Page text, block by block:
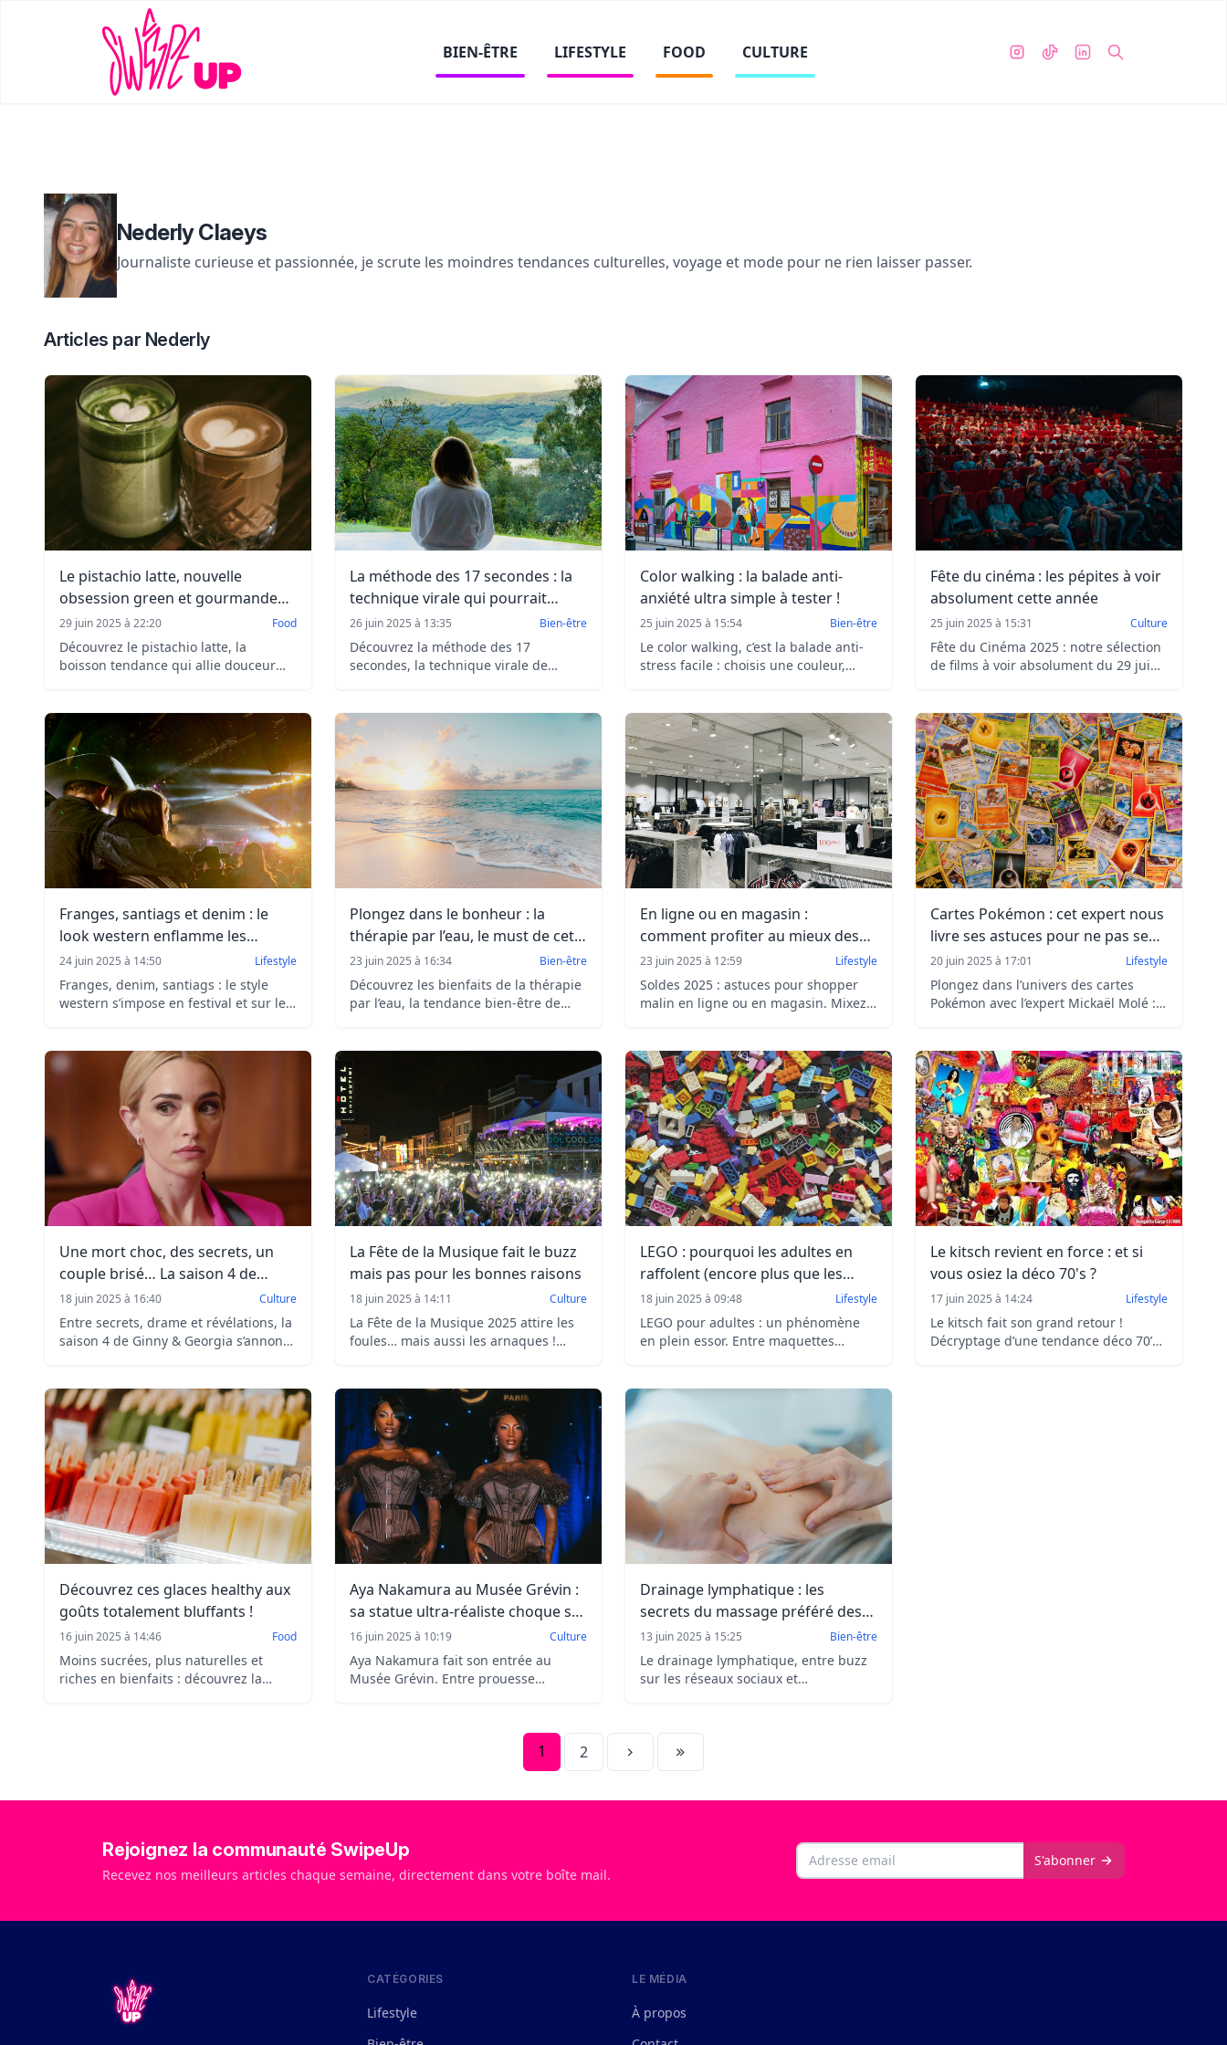
BIEN-ÊTRE LIFESTYLE FOOD CULTURE
Nederly Claeys
Journaliste curieuse et passionnée, je scrute les moindres tendances culturelles, voyage et mode pour ne rien laisser passer.
Articles par Nederly
Le pistachio latte, nouvelle
obsession green et gourmande
de l’été
29 juin 2025 à 22:20 Food
Découvrez le pistachio latte, la
boisson tendance qui allie douceur
gourmande et originale à tout
moment de la journée !
La méthode des 17 secondes : la
technique virale qui pourrait
changer votre vie en un clin d'œil
26 juin 2025 à 13:35 Bien-être
Découvrez la méthode des 17
secondes, la technique virale de
Effet buzz ou vraie clé ?
Color walking : la balade anti-
anxiété ultra simple à tester !
25 juin 2025 à 15:54 Bien-être
Le color walking, c’est la balade anti-
stress facile : choisis une couleur,
Fête du cinéma : les pépites à voir
absolument cette année
25 juin 2025 à 15:31 Culture
Fête du Cinéma 2025 : notre sélection
de films à voir absolument du 29 juin
Franges, santiags et denim : le
look western enflamme les
festivals
24 juin 2025 à 14:50 Lifestyle
Franges, denim, santiags : le style
western s’impose en festival et sur les
Plongez dans le bonheur : la
thérapie par l’eau, le must de cet
été !
23 juin 2025 à 16:34 Bien-être
Découvrez les bienfaits de la thérapie
par l’eau, la tendance bien-être de
En ligne ou en magasin :
comment profiter au mieux des
soldes ?
23 juin 2025 à 12:59 Lifestyle
Soldes 2025 : astuces pour shopper
malin en ligne ou en magasin. Mixez
achats impulsifs.
Cartes Pokémon : cet expert nous
livre ses astuces pour ne pas se
faire arnaquer
20 juin 2025 à 17:01 Lifestyle
Plongez dans l’univers des cartes
Pokémon avec l’expert Mickaël Molé :
rares et perspectives sur l’avenir du
marché.
Une mort choc, des secrets, un
couple brisé… La saison 4 de
Ginny & Georgia s’annonce
explosive
18 juin 2025 à 16:40 Culture
Entre secrets, drame et révélations, la
saison 4 de Ginny & Georgia s’annonce
La Fête de la Musique fait le buzz
mais pas pour les bonnes raisons
18 juin 2025 à 14:11 Culture
La Fête de la Musique 2025 attire les
foules… mais aussi les arnaques !
billets pour un événement pourtant
gratuit.
LEGO : pourquoi les adultes en
raffolent (encore plus que les
enfants) ?
18 juin 2025 à 09:48 Lifestyle
LEGO pour adultes : un phénomène
en plein essor. Entre maquettes
s’imposent comme un loisir créatif
tendance et intergénérationnel.
Le kitsch revient en force : et si
vous osiez la déco 70's ?
17 juin 2025 à 14:24 Lifestyle
Le kitsch fait son grand retour !
Décryptage d’une tendance déco 70’s
Découvrez ces glaces healthy aux
goûts totalement bluffants !
16 juin 2025 à 14:46 Food
Moins sucrées, plus naturelles et
riches en bienfaits : découvrez la
Aya Nakamura au Musée Grévin :
sa statue ultra-réaliste choque ses
fans !
16 juin 2025 à 10:19 Culture
Aya Nakamura fait son entrée au
Musée Grévin. Entre prouesse
les coulisses d’une statue qui fait
Drainage lymphatique : les
secrets du massage préféré des
stars
13 juin 2025 à 15:25 Bien-être
Le drainage lymphatique, entre buzz
sur les réseaux sociaux et
vraiment efficace ? On fait le point
avec l’avis d’experts.
1 2
Rejoignez la communauté SwipeUp
Recevez nos meilleurs articles chaque semaine, directement dans votre boîte mail.
Email S'abonner
CATÉGORIES
Lifestyle
LE MÉDIA
À propos